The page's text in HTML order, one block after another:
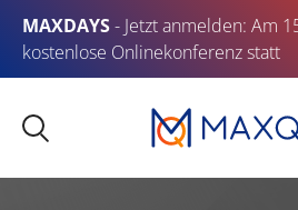
MAXDAYS- Jetzt anmelden: Am
kostenlose Onlinekonferenz statt